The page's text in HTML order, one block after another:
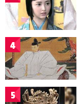
4
5